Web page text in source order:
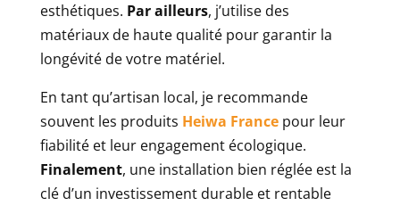
esthétiques. Par ailleurs, j’utilise des
matériaux de haute qualité pour garantir la
longévité de votre matériel.
En tant qu’artisan local, je recommande
souvent les produits Heiwa Francepour leur
fiabilité et leur engagement écologique.
Finalement, une installation bien réglée est la
clé d’un investissement durable et rentable